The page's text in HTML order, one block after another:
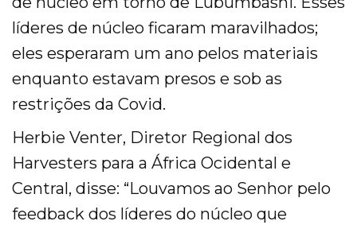
líderes de núcleo ficaram maravilhados;
eles esperaram um ano pelos materiais
enquanto estavam presos e sob as
restrições da Covid.
Herbie Venter, Diretor Regional dos
Harvesters para a África Ocidental e
Central, disse: “Louvamos ao Senhor pelo
feedback dos líderes do núcleo que